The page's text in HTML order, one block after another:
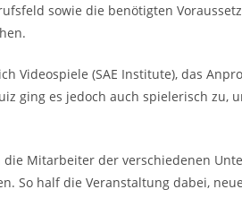
sowie die benötigten
Videospiele (SAE Institute), das
ging es jedoch auch spielerisch zu,
Mitarbeiter der verschiedenen
So half die Veranstaltung dabei,